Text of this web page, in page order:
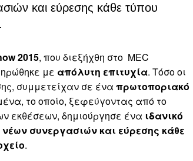
και εύρεσης κάθε τύπου
2015, που διεξήχθη στο MEC
με απόλυτη επιτυχία. Τόσο οι
συμμετείχαν σε ένα πρωτοποριακό
το οποίο, ξεφεύγοντας από το
εκθέσεων, δημιούργησε ένα ιδανικό
συνεργασιών και εύρεσης κάθε
.